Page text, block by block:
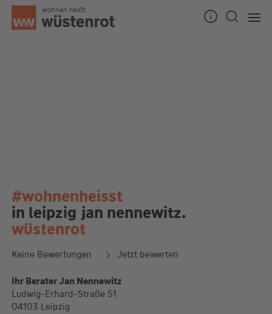
#wohnenheisst
in leipzig jan nennewitz.
wüstenrot
Keine Bewertungen Jetzt bewerten
Ihr Berater Jan Nennewitz
Ludwig-Erhard-Straße 51
04103 Leipzig